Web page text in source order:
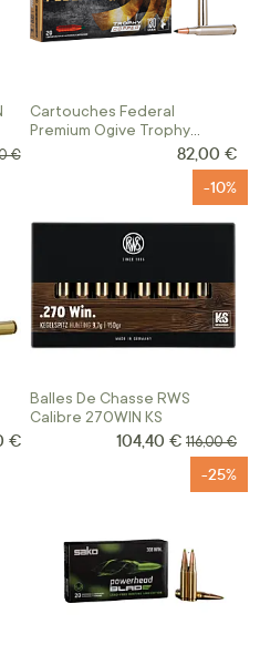
€
Cartouches Federal
Premium Ogive Trophy
Copper Calibre 270 Win 130
82,00 €
€
Balles De Chasse RWS
Calibre 270WIN KS
-10%
Prix Spécial
104,40 € Prix
116,00 €
-25%